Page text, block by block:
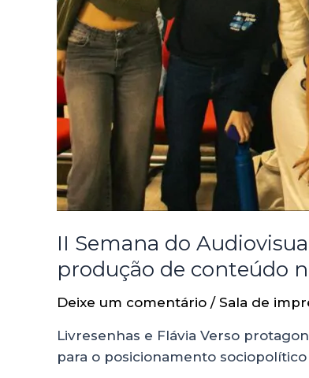
II Semana do
produção de conteúdo
Deixe um comentário / Sala de
Livresenhas e Flávia Verso
para o posicionamento